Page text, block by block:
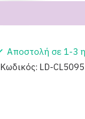
Αποστολή σε 1-3
Κωδικός: LD-